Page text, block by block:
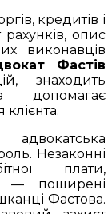
кредитів і
опис
виконавців
Фастів
знаходить
допомагає
клієнта.
Незаконні
плати,
— поширені
Фастова.